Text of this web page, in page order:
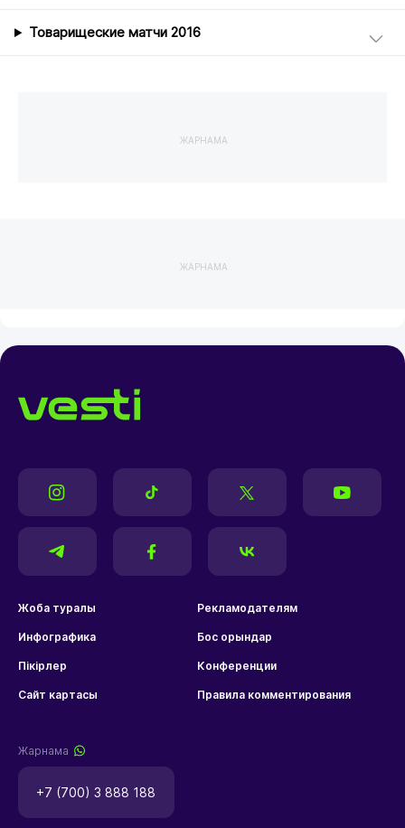
Товарищеские матчи 2016
ЖАРНАМА
ЖАРНАМА
Жоба туралы Рекламодателям
Инфографика Бос орындар
Пікірлер Конференции
Сайт картасы Правила комментирования
Жарнама
+7 (700) 3 888 188